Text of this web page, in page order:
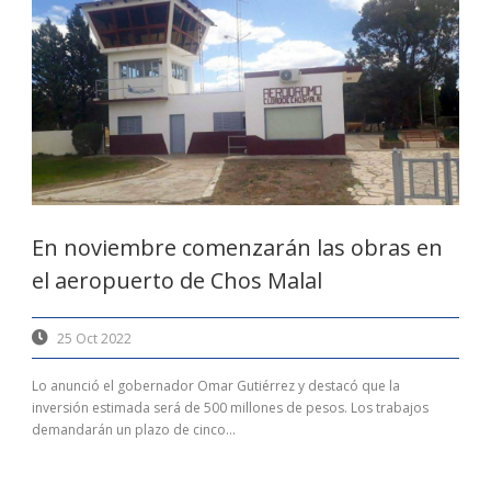
En noviembre comenzarán las obras en
el aeropuerto de Chos Malal
25 Oct 2022
Lo anunció el gobernador Omar Gutiérrez y destacó que la
inversión estimada será de 500 millones de pesos. Los trabajos
demandarán un plazo de cinco...